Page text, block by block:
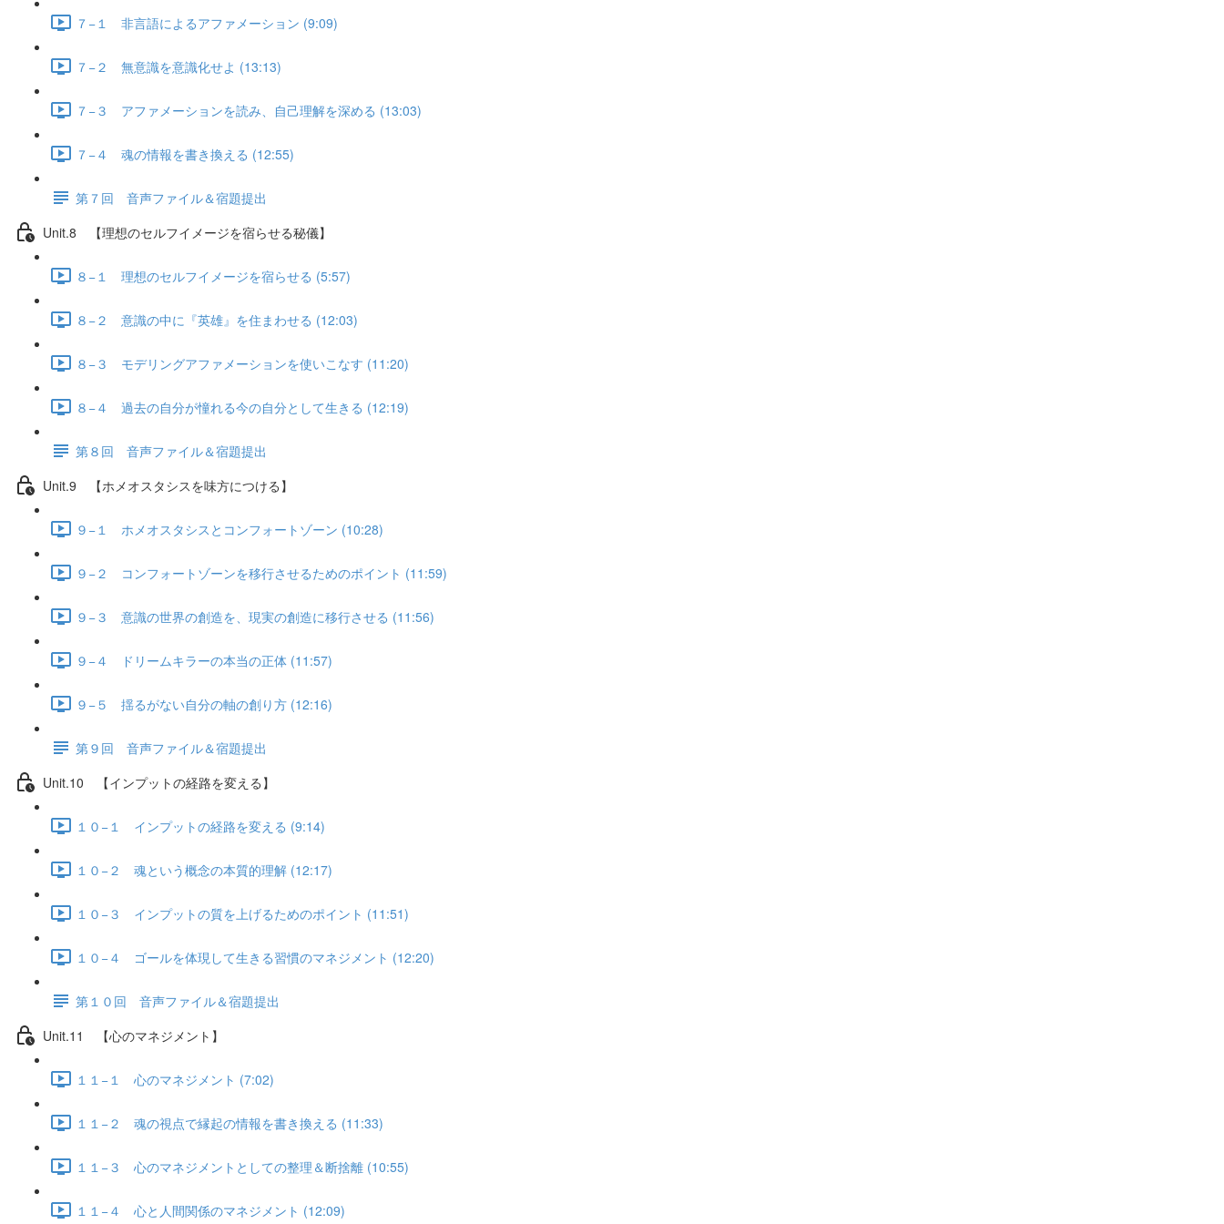
７−１ 非言語によるアファメーション (9:09)
７−２ 無意識を意識化せよ (13:13)
７−３ アファメーションを読み、自己理解を深める (13:03)
７−４ 魂の情報を書き換える (12:55)
第７回 音声ファイル＆宿題提出
Unit.8 【理想のセルフイメージを宿らせる秘儀】
８−１ 理想のセルフイメージを宿らせる (5:57)
８−２ 意識の中に『英雄』を住まわせる (12:03)
８−３ モデリングアファメーションを使いこなす (11:20)
８−４ 過去の自分が憧れる今の自分として生きる (12:19)
第８回 音声ファイル＆宿題提出
Unit.9 【ホメオスタシスを味方につける】
９−１ ホメオスタシスとコンフォートゾーン (10:28)
９−２ コンフォートゾーンを移行させるためのポイント (11:59)
９−３ 意識の世界の創造を、現実の創造に移行させる (11:56)
９−４ ドリームキラーの本当の正体 (11:57)
９−５ 揺るがない自分の軸の創り方 (12:16)
第９回 音声ファイル＆宿題提出
Unit.10 【インプットの経路を変える】
１０−１ インプットの経路を変える (9:14)
１０−２ 魂という概念の本質的理解 (12:17)
１０−３ インプットの質を上げるためのポイント (11:51)
１０−４ ゴールを体現して生きる習慣のマネジメント (12:20)
第１０回 音声ファイル＆宿題提出
Unit.11 【心のマネジメント】
１１−１ 心のマネジメント (7:02)
１１−２ 魂の視点で縁起の情報を書き換える (11:33)
１１−３ 心のマネジメントとしての整理＆断捨離 (10:55)
１１−４ 心と人間関係のマネジメント (12:09)